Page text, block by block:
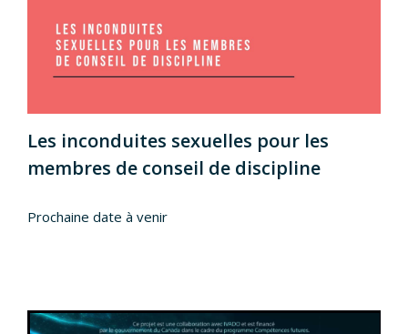
Les inconduites sexuelles pour les
membres de conseil de discipline
Prochaine date à venir